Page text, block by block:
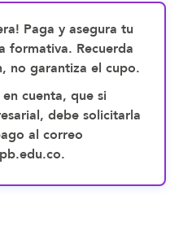
Paga y asegura tu
formativa. Recuerda
no garantiza el cupo.
cuenta, que si
debe solicitarla
al correo